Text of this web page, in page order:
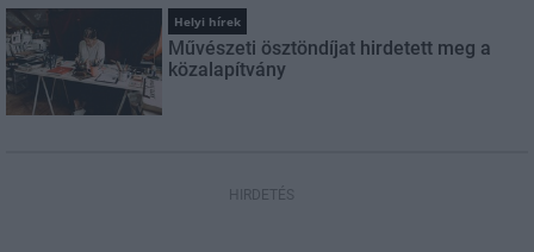
Helyi hírek
Művészeti ösztöndíjat hirdetett meg a
közalapítvány
HIRDETÉS